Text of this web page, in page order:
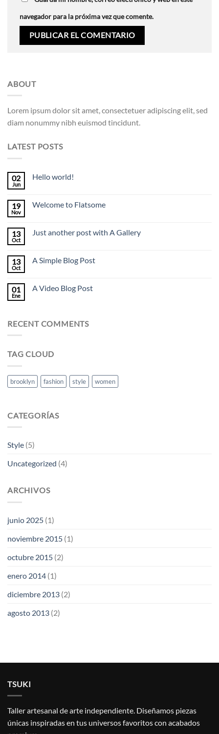
navegador para la próxima vez que comente.
ABOUT
Lorem ipsum dolor sit amet, consectetuer adipiscing elit, sed
diam nonummy nibh euismod tincidunt.
LATEST POSTS
02
Jun
Hello world!
19
Nov
Welcome to Flatsome
13
Oct
Just another post with A Gallery
13
Oct
A Simple Blog Post
01
Ene
A Video Blog Post
RECENT COMMENTS
TAG CLOUD
brooklyn fashion style women
CATEGORÍAS
Style (5)
Uncategorized (4)
ARCHIVOS
junio 2025 (1)
noviembre 2015 (1)
octubre 2015 (2)
enero 2014 (1)
diciembre 2013 (2)
agosto 2013 (2)
TSUKI
Taller artesanal de arte independiente. Diseñamos piezas
únicas inspiradas en tus universos favoritos con acabados